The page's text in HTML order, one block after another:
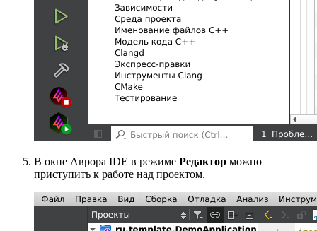
В окне Аврора IDE в режиме Редактор можно
приступить к работе над проектом.